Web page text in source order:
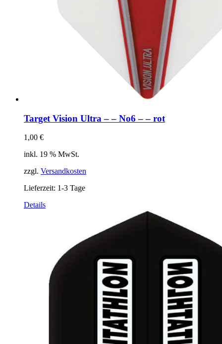
Target Vision Ultra – – No6 – – rot
1,00 €
inkl. 19 % MwSt.
zzgl. Versandkosten
Lieferzeit: 1-3 Tage
Details